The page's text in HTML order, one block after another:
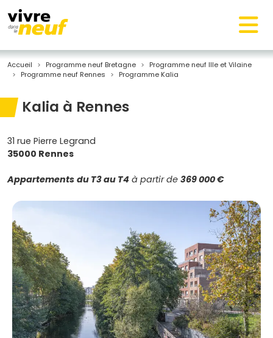
Accueil Programme neuf Bretagne
Programme neuf Ille et Vilaine
Programme neuf Rennes
Programme Kalia
Kalia à Rennes
31 rue Pierre Legrand
35000 Rennes
Appartements du T3 au T4 à partir de 369 000 €